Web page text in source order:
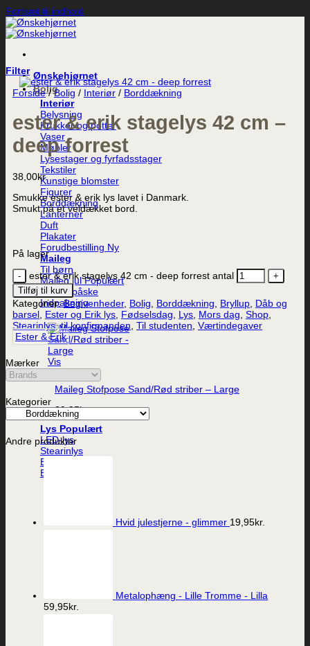
Fortsæt til indhold
Ønskehjørnet
Bolig
Interiør
Belysning
Krukker og potter
Vaser
Møbler
Lysestager og fyrfadsstager
Tekstiler
Kunstige blomster
Figurer
Borddækning
Lanterner
Duft
Plakater
Forudbestilling
Maileg
Til børn
Maileg jul
Maileg påske
Indpakning
Vis
Maileg Stofpose Sand/Rød striber – Large
39,95kr.
Lys
LED-lys
Stearinlys
Ester og Erik lys
Batterier
Filter
Forside / Bolig / Interiør / Borddækning
ester & erik stagelys 42 cm –
deep forrest
38,00kr.
Smukke ester & erik lys lavet i Danmark.
Smukt på et veldækket bord.
På lager
ester & erik stagelys 42 cm - deep forrest antal
Tilføj til kurv
Kategorier:Begivenheder, Bolig Borddækning Bryllup Dåb og
barsel Ester og Erik lys Fødselsdag Lys Mors dag Shop
Stearinlys,til konfirmanden Til studenten Værtindegaver
Ester & Erik
Mærker
Kategorier
Andre produkter
Hvid julestjerne - glimmer 19,95kr.
Metalophæng - Lille Tromme - Lilla
59,95kr.